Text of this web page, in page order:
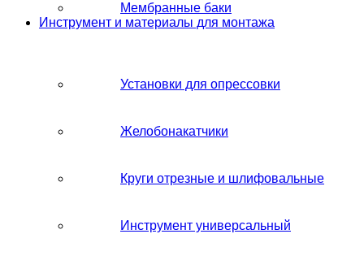
Мембранные баки
Инструмент и материалы для монтажа
Установки для опрессовки
Желобонакатчики
Круги отрезные и шлифовальные
Инструмент универсальный